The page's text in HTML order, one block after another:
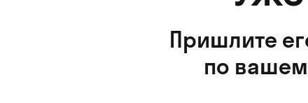
Пришлите
по